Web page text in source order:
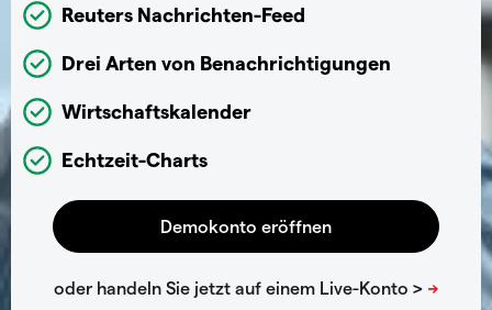
Reuters Nachrichten-Feed
Drei Arten von Benachrichtigungen
Wirtschaftskalender
Echtzeit-Charts